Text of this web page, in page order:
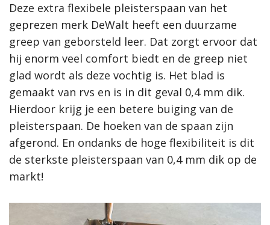
Deze extra flexibele pleisterspaan van het
geprezen merk DeWalt heeft een duurzame
greep van geborsteld leer. Dat zorgt ervoor dat
hij enorm veel comfort biedt en de greep niet
glad wordt als deze vochtig is. Het blad is
gemaakt van rvs en is in dit geval 0,4 mm dik.
Hierdoor krijg je een betere buiging van de
pleisterspaan. De hoeken van de spaan zijn
afgerond. En ondanks de hoge flexibiliteit is dit
de sterkste pleisterspaan van 0,4 mm dik op de
markt!